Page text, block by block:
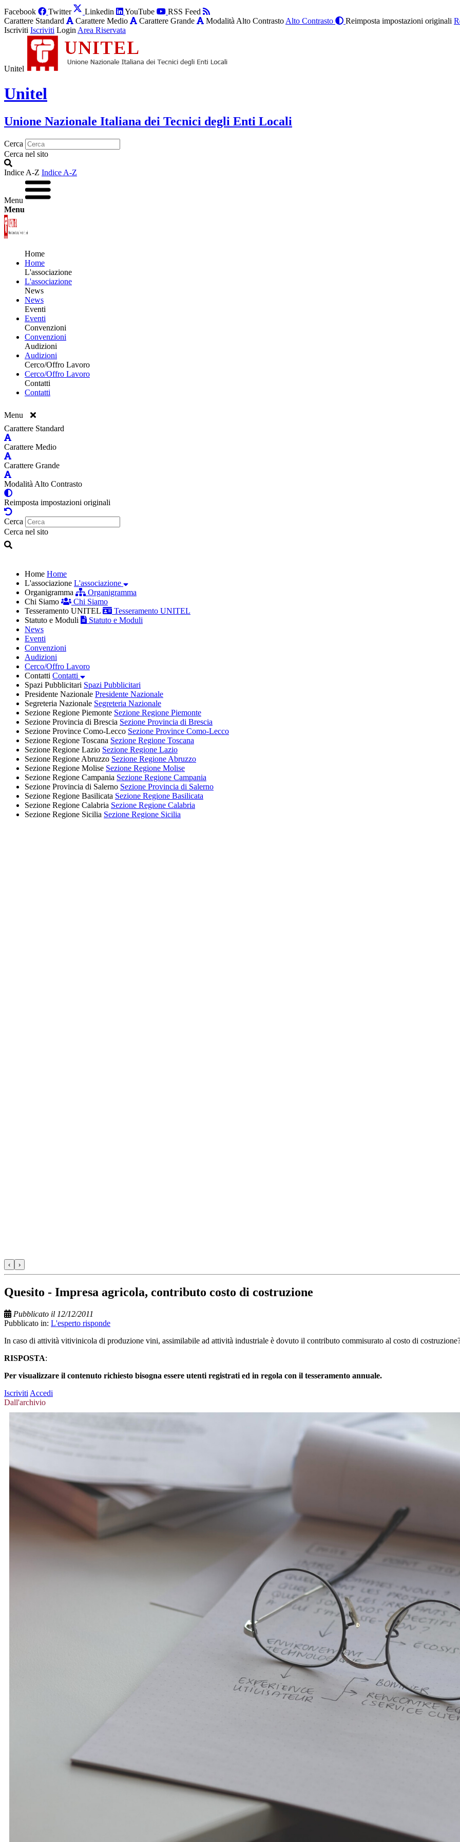
Facebook Twitter Linkedin YouTube
RSS Feed
Carattere Standard
Carattere Medio Carattere Grande Modalità Alto Contrasto Alto Contrasto Reimposta impostazioni originali
Iscriviti Iscriviti Login Area Riservata
Unitel
Unitel
Unione Nazionale Italiana dei Tecnici degli Enti Locali
Cerca
Cerca nel sito
Indice A-Z Indice A-Z
Menu
Menu
Home
Home
L'associazione
L'associazione
News
News
Eventi
Eventi
Convenzioni
Convenzioni
Audizioni
Audizioni
Cerco/Offro Lavoro
Cerco/Offro Lavoro
Contatti
Contatti
Menu
Carattere Standard
Carattere Medio
Carattere Grande
Modalità Alto Contrasto
Reimposta impostazioni originali
Cerca
Cerca nel sito
Home Home
L'associazione L'associazione
Organigramma
Organigramma
Chi Siamo
Chi Siamo
Tesseramento UNITEL
Tesseramento UNITEL
Statuto e Moduli
Statuto e Moduli
News
Eventi
Convenzioni
Audizioni
Cerco/Offro Lavoro
Contatti Contatti
Spazi Pubblicitari Spazi Pubblicitari
Presidente Nazionale Presidente Nazionale
Segreteria Nazionale Segreteria Nazionale
Sezione Regione Piemonte Sezione Regione Piemonte
Sezione Provincia di Brescia Sezione Provincia di Brescia
Sezione Province Como-Lecco Sezione Province Como-Lecco
Sezione Regione Toscana Sezione Regione Toscana
Sezione Regione Lazio Sezione Regione Lazio
Sezione Regione Abruzzo Sezione Regione Abruzzo
Sezione Regione Molise Sezione Regione Molise
Sezione Regione Campania Sezione Regione Campania
Sezione Provincia di Salerno Sezione Provincia di Salerno
Sezione Regione Basilicata Sezione Regione Basilicata
Sezione Regione Calabria Sezione Regione Calabria
Sezione Regione Sicilia Sezione Regione Sicilia
‹ ›
Quesito - Impresa agricola, contributo costo di costruzione
Pubblicato il 12/12/2011
Pubblicato in: L'esperto risponde
In caso di attività vitivinicola di produzione vini, assimilabile ad attività industriale è dovuto il contributo commisurato al costo di
RISPOSTA:
Per visualizzare il contenuto richiesto bisogna essere utenti registrati ed in regola con il tesseramento annuale.
Iscriviti Accedi
Dall'archivio